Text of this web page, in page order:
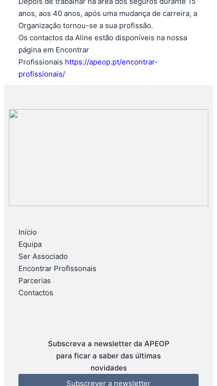
anos, aos 40 anos, após uma mudança de carreira, a
Organização tornou-se a sua profissão.
Os contactos da Aline estão disponíveis na nossa
página em Encontrar
Profissionais https://apeop.pt/encontrar-
profissionais/
Início
Equipa
Ser Associado
Encontrar Profissonais
Parcerias
Contactos
Subscreva a newsletter da APEOP
para ficar a saber das últimas
novidades
Subscrever a newsletter